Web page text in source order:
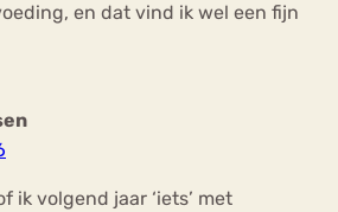
en dat vind ik wel een fijn
ik volgend jaar ‘iets’ met